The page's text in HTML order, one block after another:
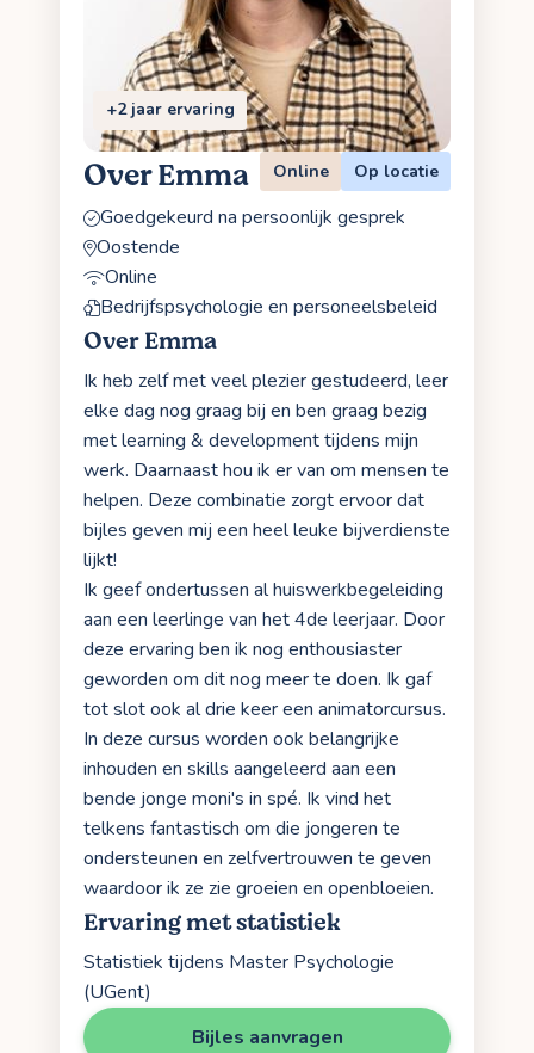
+2 jaar ervaring
Over Emma Online Op locatie
Goedgekeurd na persoonlijk gesprek
Oostende
Online
Bedrijfspsychologie en personeelsbeleid
Over Emma
Ik heb zelf met veel plezier gestudeerd, leer
elke dag nog graag bij en ben graag bezig
met learning & development tijdens mijn
werk. Daarnaast hou ik er van om mensen te
helpen. Deze combinatie zorgt ervoor dat
bijles geven mij een heel leuke bijverdienste
lijkt!
Ik geef ondertussen al huiswerkbegeleiding
aan een leerlinge van het 4de leerjaar. Door
deze ervaring ben ik nog enthousiaster
geworden om dit nog meer te doen. Ik gaf
tot slot ook al drie keer een animatorcursus.
In deze cursus worden ook belangrijke
inhouden en skills aangeleerd aan een
bende jonge moni's in spé. Ik vind het
telkens fantastisch om die jongeren te
ondersteunen en zelfvertrouwen te geven
waardoor ik ze zie groeien en openbloeien.
Ervaring met statistiek
Statistiek tijdens Master Psychologie
(UGent)
Bijles aanvragen